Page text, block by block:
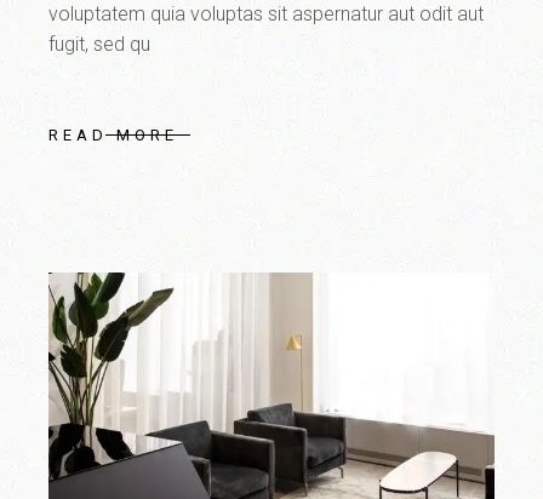
voluptatem quia voluptas sit aspernatur aut odit aut
fugit, sed qu
READ MORE